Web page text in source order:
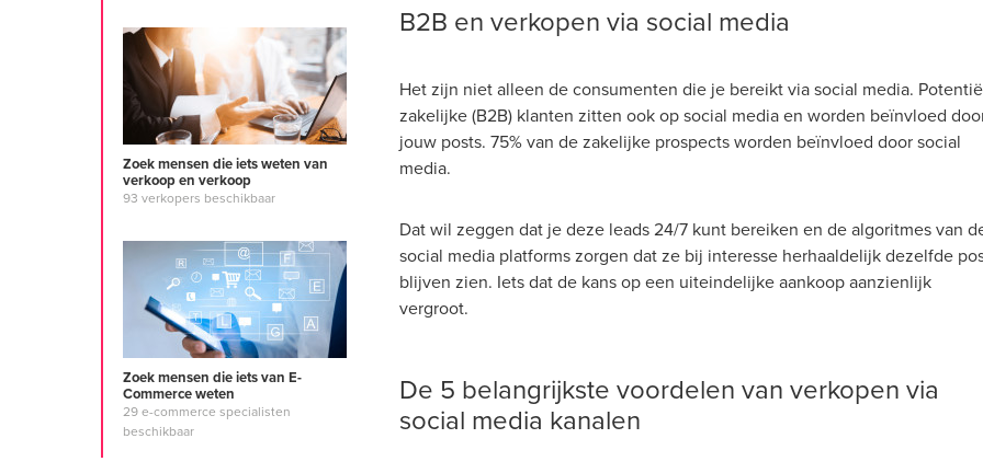
Zoek mensen die iets weten van
verkoop en verkoop
93 verkopers beschikbaar
Zoek mensen die iets van E-
Commerce weten
29 e-commerce specialisten
beschikbaar
B2B en verkopen via social media
Het zijn niet alleen de consumenten die je bereikt via social media.
zakelijke (B2B) klanten zitten ook op social media en worden beïnvloed
jouw posts. 75% van de zakelijke prospects worden beïnvloed door social
media.
Dat wil zeggen dat je deze leads 24/7 kunt bereiken en de algoritmes van
social media platforms zorgen dat ze bij interesse herhaaldelijk dezelfde
blijven zien. Iets dat de kans op een uiteindelijke aankoop aanzienlijk
vergroot.
De 5 belangrijkste voordelen van verkopen via
social media kanalen